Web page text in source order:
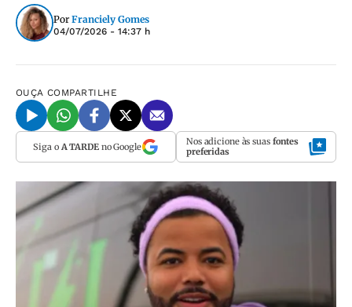
Por Franciely Gomes
04/07/2026 - 14:37 h
OUÇA COMPARTILHE
Siga o A TARDEno Google Nos adicione às suas fontes
preferidas